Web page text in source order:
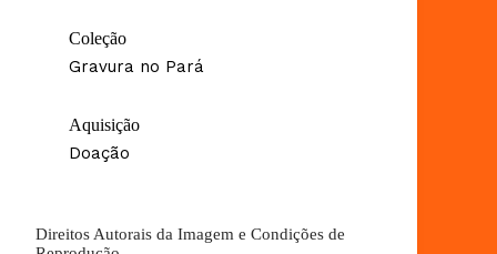
Coleção
Gravura no Pará
Aquisição
Doação
Direitos Autorais da Imagem e Condições de